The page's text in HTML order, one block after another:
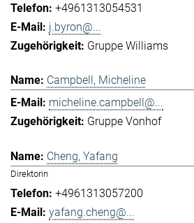
+4961313054531
j.byron@...
Gruppe Williams
Campbell, Micheline
micheline.campbell@...
Gruppe Vonhof
Cheng, Yafang
Direktorin
+4961313057200
yafang.cheng@...